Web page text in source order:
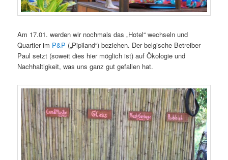
Am 17.01. werden wir nochmals das „Hotel“ wechseln und
Quartier im P&P („Pipiland“) beziehen. Der belgische Betreiber
Paul setzt (soweit dies hier möglich ist) auf Ökologie und
Nachhaltigkeit, was uns ganz gut gefallen hat.